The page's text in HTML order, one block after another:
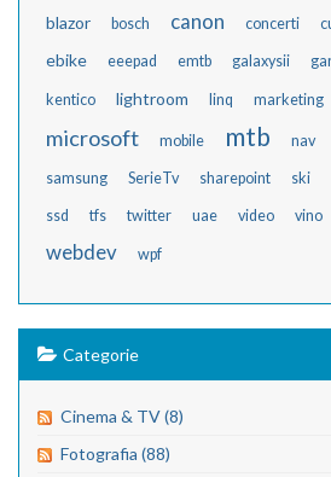
blazor bosch canon concerti
ebike eeepad emtb galaxysii
kentico lightroom linq marketing
microsoft mobile mtb nav
samsung SerieTv sharepoint ski
ssd tfs twitter uae video vino
webdev wpf
Categorie
Cinema & TV (8)
Fotografia (88)